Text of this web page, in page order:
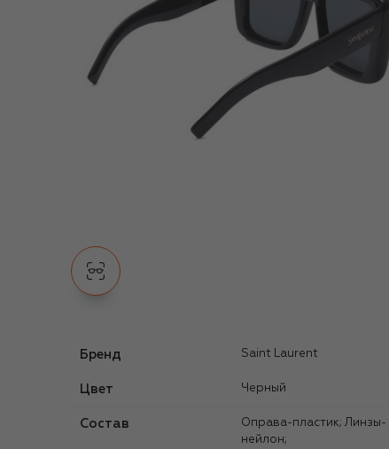
Бренд Saint Laurent
Цвет Черный
Состав
Оправа-пластик; Линзы-
нейлон;